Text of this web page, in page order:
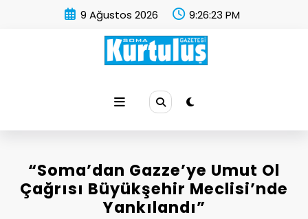
9 Ağustos 2026 9:26:23 PM
“Soma’dan Gazze’ye Umut Ol
Çağrısı Büyükşehir Meclisi’nde
Yankılandı”